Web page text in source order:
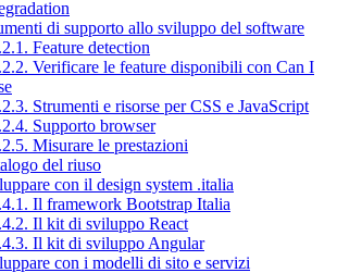
di supporto allo sviluppo del software
Feature detection
Verificare le feature disponibili con Can I
Strumenti e risorse per CSS e JavaScript
Supporto browser
Misurare le prestazioni
del riuso
con il design system .italia
Il framework Bootstrap Italia
Il kit di sviluppo React
Il kit di sviluppo Angular
con i modelli di sito e servizi